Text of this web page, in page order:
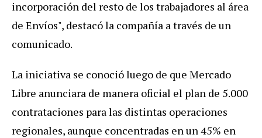
incorporación del resto de los trabajadores al área
de Envíos", destacó la compañía a través de un
comunicado.
La iniciativa se conoció luego de que Mercado
Libre anunciara de manera oficial el plan de 5.000
contrataciones para las distintas operaciones
regionales, aunque concentradas en un 45% en